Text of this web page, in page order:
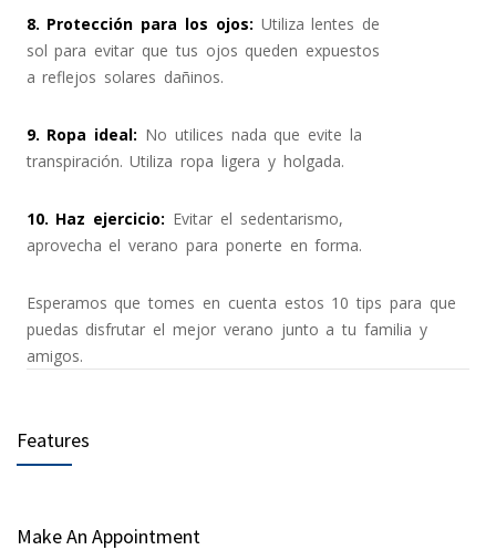
8. Protección para los ojos: Utiliza lentes de
sol para evitar que tus ojos queden expuestos
a reflejos solares dañinos.
9. Ropa ideal: No utilices nada que evite la
transpiración. Utiliza ropa ligera y holgada.
10. Haz ejercicio: Evitar el sedentarismo,
aprovecha el verano para ponerte en forma.
Esperamos que tomes en cuenta estos 10 tips para que
puedas disfrutar el mejor verano junto a tu familia y
amigos.
Features
Make An Appointment